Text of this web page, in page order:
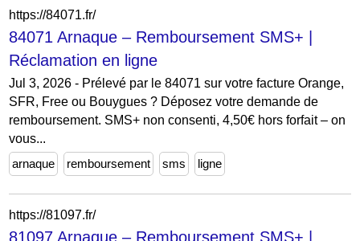
https://84071.fr/
84071 Arnaque – Remboursement SMS+ |
Réclamation en ligne
Jul 3, 2026 - Prélevé par le 84071 sur votre facture Orange,
SFR, Free ou Bouygues ? Déposez votre demande de
remboursement. SMS+ non consenti, 4,50€ hors forfait – on
vous...
arnaque
remboursement sms ligne
https://81097.fr/
81097 Arnaque – Remboursement SMS+ |